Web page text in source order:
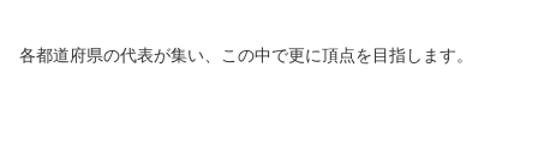
各都道府県の代表が集い、この中で更に頂点を目指します。